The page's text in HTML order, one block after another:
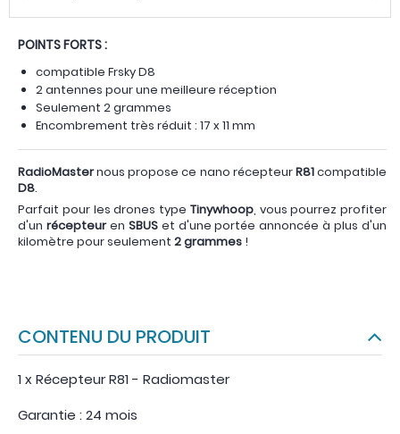
POINTS FORTS :
compatible Frsky D8
2 antennes pour une meilleure réception
Seulement 2 grammes
Encombrement très réduit : 17 x 11 mm
RadioMasternous propose ce nano récepteurR81compatible
D8.
Parfait pour les drones type Tinywhoop, vous pourrez profiter
d'un récepteuren SBUSet d'une portée annoncée à plus d'un
kilomètre pour seulement 2 grammes !
CONTENU DU PRODUIT
1 x Récepteur R81 - Radiomaster
Garantie : 24 mois